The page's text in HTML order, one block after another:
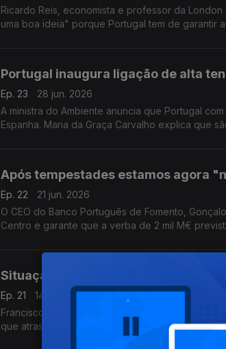
Ricardo Reis, economista e professor da
uma boa ideia" porque Portugal tem de garantir
Portugal inaugura ligação de alta
Ep. 23
28 jun. 2026
A ministra do Ambiente anuncia que Portugal
Espanha. Maria da Graça Carvalho explica que
Após tempestades estamos agora
Ep. 22
21 jun. 2026
O CEO do Banco Português de Fomento,
Centro e garante que a verba de 2 mil M€
Situação no Aeroporto de Lisboa
Ep. 21
14 jun. 2026
Francisco Calheiros, Presidente da
que atrasos no aeroporto tiveram impacto no